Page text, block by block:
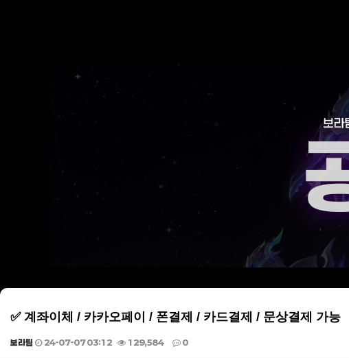
✅ 계좌이체 / 카카오페이 / 폰결제 / 카드결제 / 문상결제 가능
보라팀 24-07-07 03:12 129,584 0